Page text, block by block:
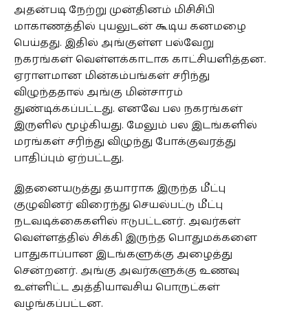
அதன்படி நேற்று முன்தினம் மிசிசி்பி
மாகாணத்தில் புயலுடன் கூடிய கனமழை
பெய்தது. இதில் அங்குள்ள பல்வேறு
நகரங்கள் வெள்ளக்காடாக காட்சியளித்தன.
ஏராளமான மின்கம்பங்கள் சரிந்து
விழுந்ததால் அங்கு மின்சாரம்
துண்டிக்கப்பட்டது. எனவே பல நகரங்கள்
இருளில் மூழ்கியது. மேலும் பல இடங்களில்
மரங்கள் சரிந்து விழுந்து போக்குவரத்து
பாதிப்பும் ஏற்பட்டது.
இதனையடுத்து தயாராக இருந்த மீட்பு
குழுவினர் விரைந்து செயல்பட்டு மீட்பு
நடவடிக்கைகளில் ஈடுபட்டனர். அவர்கள்
வெள்ளத்தில் சிக்கி இருந்த பொதுமக்களை
பாதுகாப்பான இடங்களுக்கு அழைத்து
சென்றனர். அங்கு அவர்களுக்கு உணவு
உள்ளிட்ட அத்தியாவசிய பொருட்கள்
வழங்கப்பட்டன.